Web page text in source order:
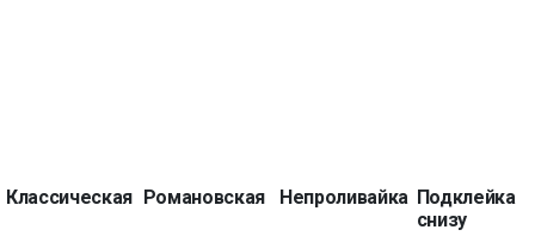
Классическая Романовская Непроливайка Подклейка
снизу